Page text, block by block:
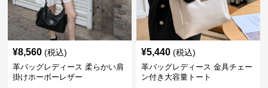
¥8,560 (税込)
革バッグレディース 柔らかい肩
掛けホーボーレザー
¥5,440 (税込)
革バッグレディース 金具チェー
ン付き大容量トート